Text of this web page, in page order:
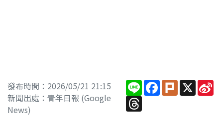
發布時間：2026/05/21 21:15
新聞出處：青年日報 (Google
News)
Line Facebook
PlurkX
Threads